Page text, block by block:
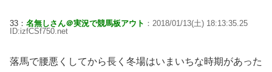
33： 名無しさん＠実況で競馬板アウト ：2018/01/13(土) 18:13:35.25
ID:izfCSf750.net
落馬で腰悪くしてから長く冬場はいまいちな時期があった